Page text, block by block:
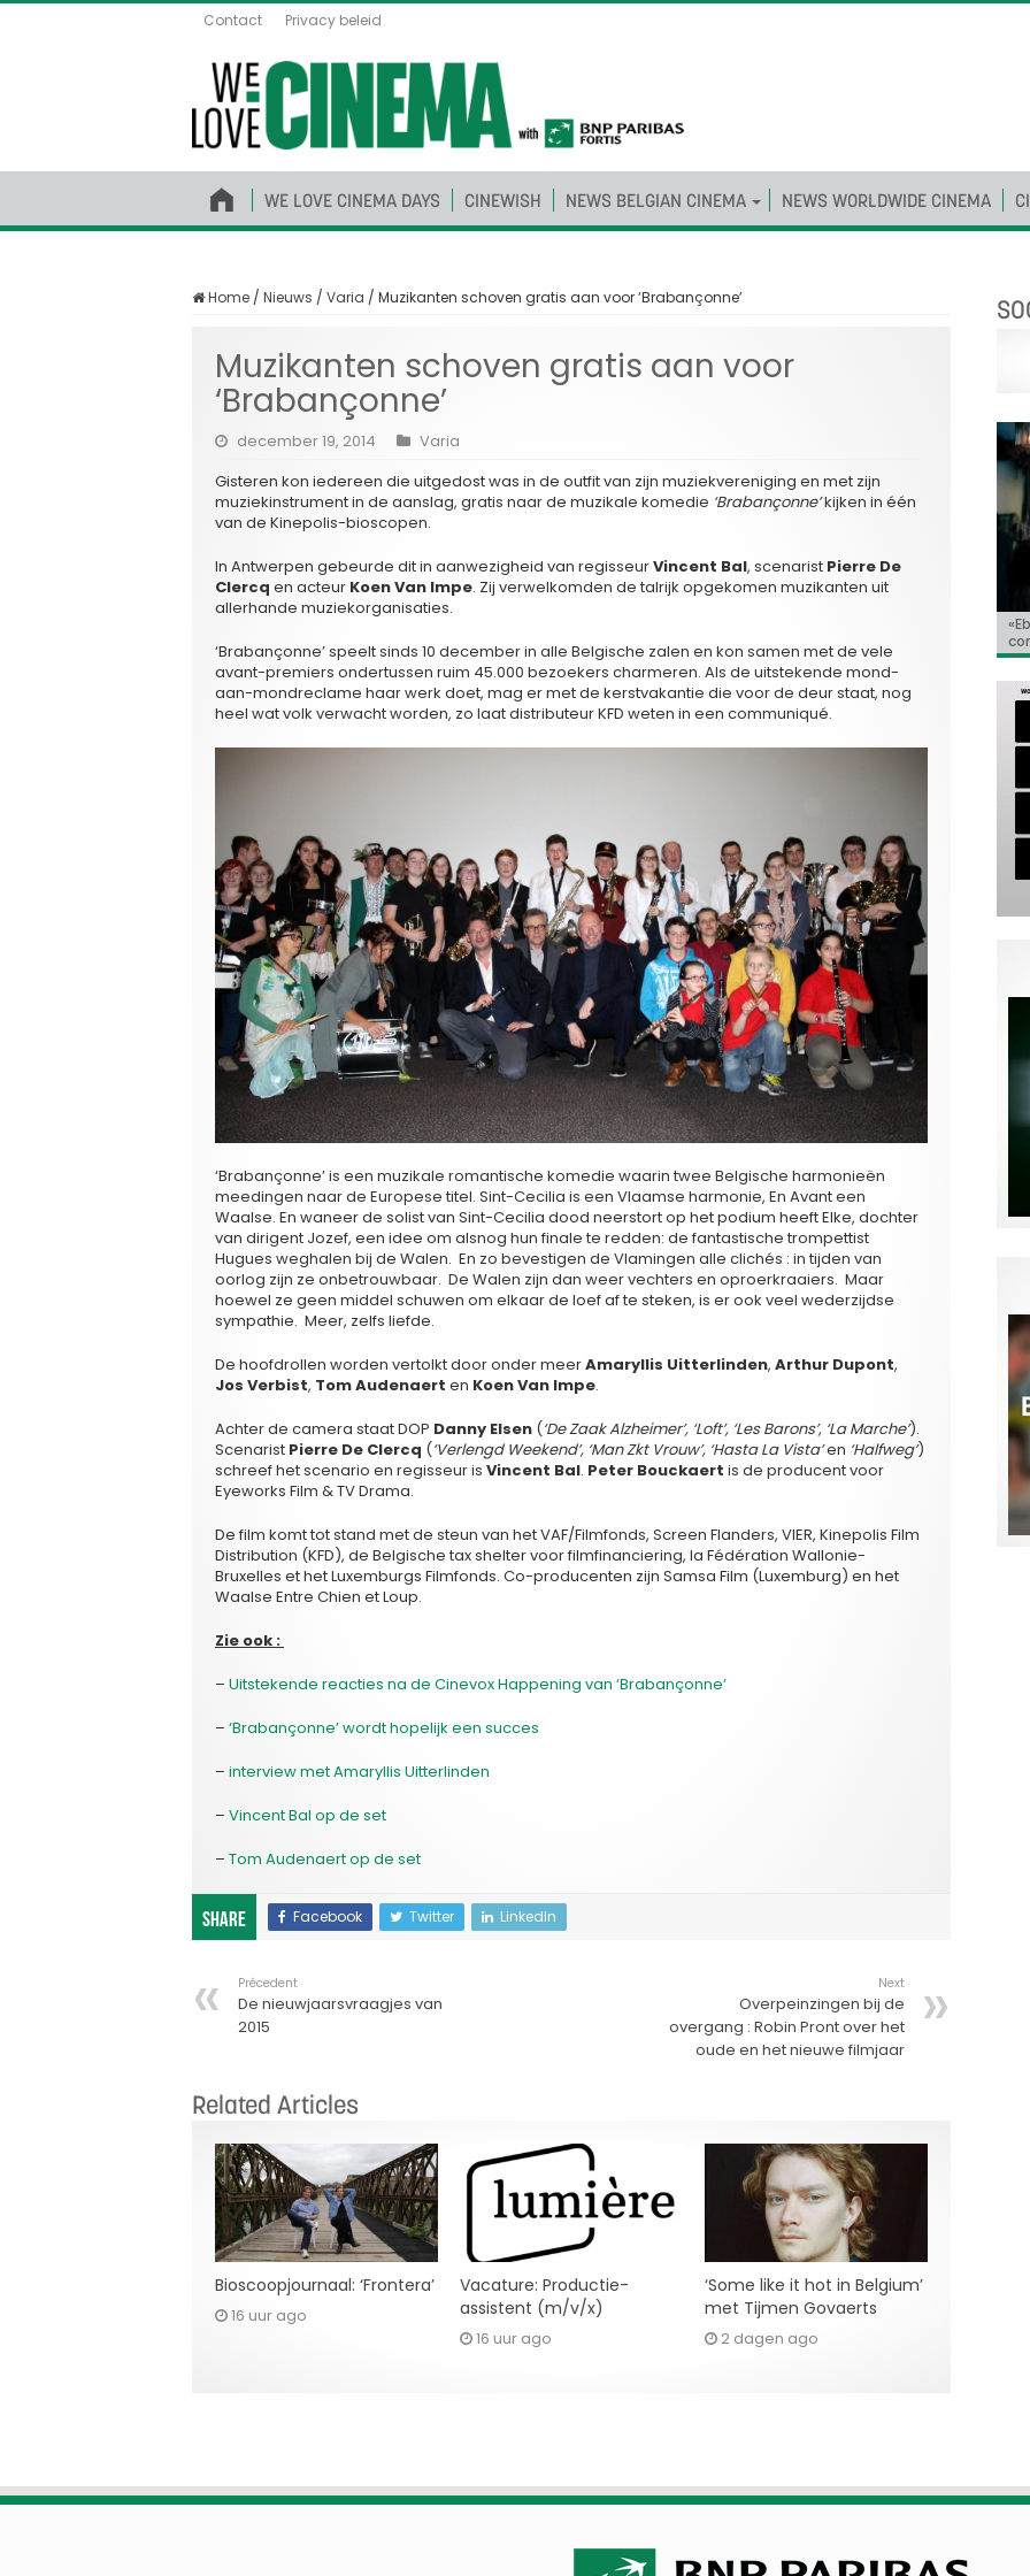
Contact Privacy beleid
WE LOVE CINEMA DAYS CINEWISH NEWS BELGIAN CINEMA NEWS WORLDWIDE CINEMA
Home / Nieuws / Varia / Muzikanten schoven gratis aan voor ‘Brabançonne’
Muzikanten schoven gratis aan voor
‘Brabançonne’
december 19, 2014
Varia
Gisteren kon iedereen die uitgedost was in de outfit van zijn muziekvereniging en met zijn
muziekinstrument in de aanslag, gratis naar de muzikale komedie ‘Brabançonne’kijken in één
van de Kinepolis-bioscopen.
In Antwerpen gebeurde dit in aanwezigheid van regisseurVincent Bal, scenarist Pierre De
Clercq en acteur Koen Van Impe. Zij verwelkomden de talrijk opgekomen muzikanten uit
allerhande muziekorganisaties.
‘Brabançonne’ speelt sinds 10 december in alle Belgische zalen en kon samen met de vele
avant-premiers ondertussen ruim 45.000 bezoekers charmeren. Als de uitstekende mond-
aan-mondreclame haar werk doet, mag er met de kerstvakantie die voor de deur staat, nog
heel wat volk verwacht worden, zo laat distributeur KFD weten in een communiqué.
‘Brabançonne’ is een muzikale romantische komedie waarin twee Belgische harmonieën
meedingen naar de Europese titel. Sint-Cecilia is een Vlaamse harmonie, En Avant een
Waalse. En waneer de solist van Sint-Cecilia dood neerstort op het podium heeft Elke, dochter
van dirigent Jozef, een idee om alsnog hun finale te redden: de fantastische trompettist
Hugues weghalen bij de Walen. En zo bevestigen de Vlamingen alle clichés : in tijden van
oorlog zijn ze onbetrouwbaar. De Walen zijn dan weer vechters en oproerkraaiers. Maar
hoewel ze geen middel schuwen om elkaar de loef af te steken, is er ook veel wederzijdse
sympathie. Meer, zelfs liefde.
De hoofdrollen worden vertolkt door onder meerAmaryllis Uitterlinden, Arthur Dupont,
Jos Verbist, Tom Audenaert en Koen Van Impe.
Achter de camera staat DOP Danny Elsen (‘De Zaak Alzheimer’, ‘Loft’, ‘Les Barons’, ‘La Marche’).
Scenarist Pierre De Clercq (‘Verlengd Weekend’, ‘Man Zkt Vrouw’, ‘Hasta La Vista’en ‘Halfweg’)
schreef het scenario en regisseur is Vincent Bal. Peter Bouckaert is de producent voor
Eyeworks Film & TV Drama.
De film komt tot stand met de steun van het VAF/Filmfonds, Screen Flanders, VIER, Kinepolis Film
Distribution (KFD), de Belgische tax shelter voor filmfinanciering, la Fédération Wallonie-
Bruxelles et het Luxemburgs Filmfonds. Co-producenten zijn Samsa Film (Luxemburg) en het
Waalse Entre Chien et Loup.
Zie ook :
– Uitstekende reacties na de Cinevox Happening van ‘Brabançonne’
– ‘Brabançonne’ wordt hopelijk een succes
– interview met Amaryllis Uitterlinden
– Vincent Bal op de set
– Tom Audenaert op de set
Share Facebook Twitter LinkedIn
Précedent
De nieuwjaarsvraagjes van
2015
Next
Overpeinzingen bij de
overgang : Robin Pront over het
oude en het nieuwe filmjaar
Related Articles
Bioscoopjournaal: ‘Frontera’
16 uur ago
Vacature: Productie-
assistent (m/v/x)
16 uur ago
‘Some like it hot in Belgium’
met Tijmen Govaerts
2 dagen ago
de